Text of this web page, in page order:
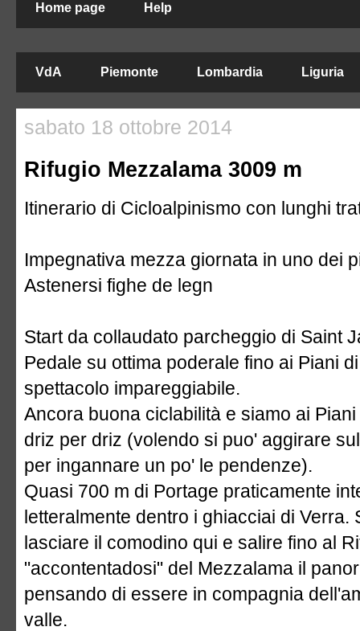
Home page Help
VdA Piemonte Lombardia Liguria
sabato 18 ottobre 2014
Rifugio Mezzalama 3009 m
Itinerario di Cicloalpinismo con lunghi
Impegnativa mezza giornata in uno dei
Astenersi fighe de legn
Start da collaudato parcheggio di Saint
Pedale su ottima poderale fino ai Piani
spettacolo impareggiabile.
Ancora buona ciclabilità e siamo ai
driz per driz (volendo si puo' aggirare
per ingannare un po' le pendenze).
Quasi 700 m di Portage praticamente
letteralmente dentro i ghiacciai di
lasciare il comodino qui e salire fino al
"accontentadosi" del Mezzalama il
pensando di essere in compagnia
valle.